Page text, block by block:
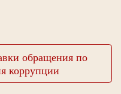
обращения по
коррупции